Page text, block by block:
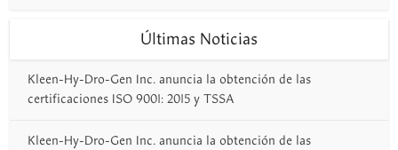
Últimas Noticias
Kleen-Hy-Dro-Gen Inc. anuncia la obtención de las
certificaciones ISO 9001: 2015 y TSSA
Kleen-Hy-Dro-Gen Inc. anuncia la obtención de las